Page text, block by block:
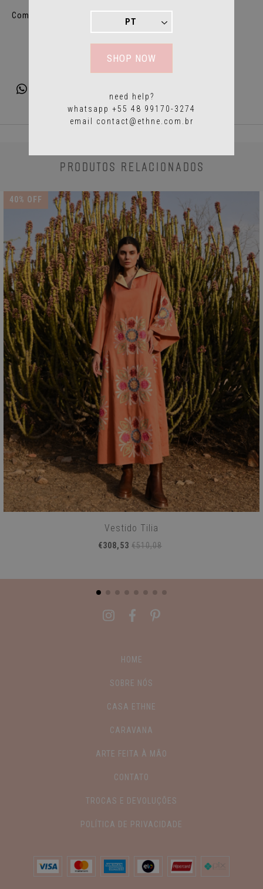
SHOP NOW
need help?
whatsapp +55 48 99170-3274
email contact@ethne.com.br
Comprimento: 125cm
PRODUTOS RELACIONADOS
40% OFF
Vestido Tilia
€308,53 €510,08
HOME
SOBRE NÓS
CASA ETHNE
CARAVANA
ARTE FEITA À MÃO
CONTATO
TROCAS E DEVOLUÇÕES
POLÍTICA DE PRIVACIDADE